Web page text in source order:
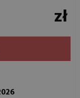
zł